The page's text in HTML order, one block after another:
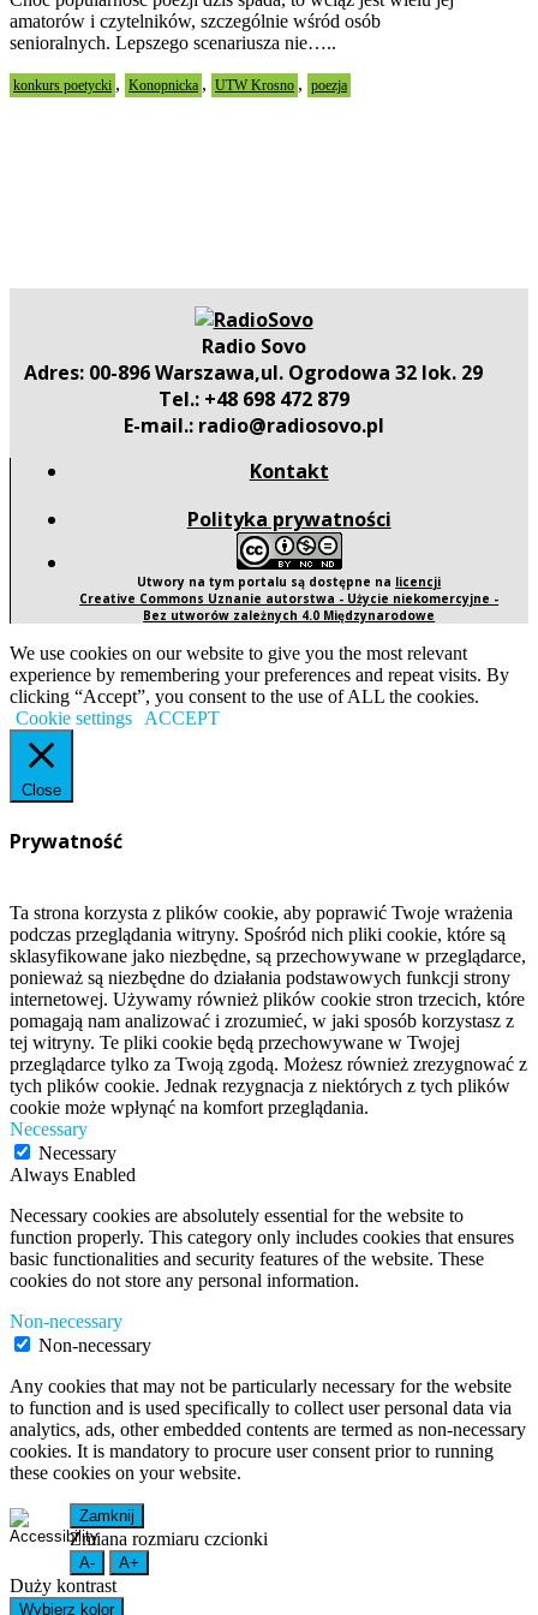
amatorów i czytelników, szczególnie wśród osób
senioralnych. Lepszego scenariusza nie…..
konkurs poetycki , Konopnicka , UTW Krosno , poezja
Radio Sovo
Adres: 00-896 Warszawa,ul. Ogrodowa 32 lok. 29
Tel.: +48 698 472 879
E-mail.: radio@radiosovo.pl
Kontakt
Polityka prywatności
Utwory na tym portalu są dostępne na licencji
Creative Commons Uznanie autorstwa - Użycie niekomercyjne -
Bez utworów zależnych 4.0 Międzynarodowe
We use cookies on our website to give you the most relevant
experience by remembering your preferences and repeat visits. By
clicking “Accept”, you consent to the use of ALL the cookies.
Cookie settings
ACCEPT
Close
Prywatność
Ta strona korzysta z plików cookie, aby poprawić Twoje wrażenia
podczas przeglądania witryny. Spośród nich pliki cookie, które są
sklasyfikowane jako niezbędne, są przechowywane w przeglądarce,
ponieważ są niezbędne do działania podstawowych funkcji strony
internetowej. Używamy również plików cookie stron trzecich, które
pomagają nam analizować i zrozumieć, w jaki sposób korzystasz z
tej witryny. Te pliki cookie będą przechowywane w Twojej
przeglądarce tylko za Twoją zgodą. Możesz również zrezygnować z
tych plików cookie. Jednak rezygnacja z niektórych z tych plików
cookie może wpłynąć na komfort przeglądania.
Necessary
Necessary
Always Enabled
Necessary cookies are absolutely essential for the website to
function properly. This category only includes cookies that ensures
basic functionalities and security features of the website. These
cookies do not store any personal information.
Non-necessary
Non-necessary
Any cookies that may not be particularly necessary for the website
to function and is used specifically to collect user personal data via
analytics, ads, other embedded contents are termed as non-necessary
cookies. It is mandatory to procure user consent prior to running
these cookies on your website.
Zamknij
Zmiana rozmiaru czcionki
A- A+
Duży kontrast
Wybierz kolor